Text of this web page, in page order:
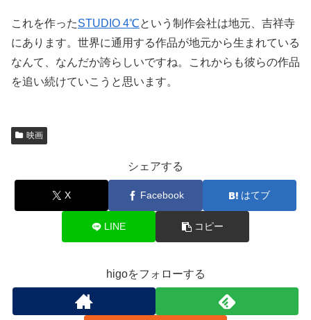
これを作ったSTUDIO 4℃という制作会社は地元、吉祥寺
にあります。世界に通用する作品が地元から生まれている
なんて、なんだか誇らしいですね。これからも彼らの作品
を追い続けていこうと思います。
映画
シェアする
X Facebook はてブ
LINE コピー
higoをフォローする